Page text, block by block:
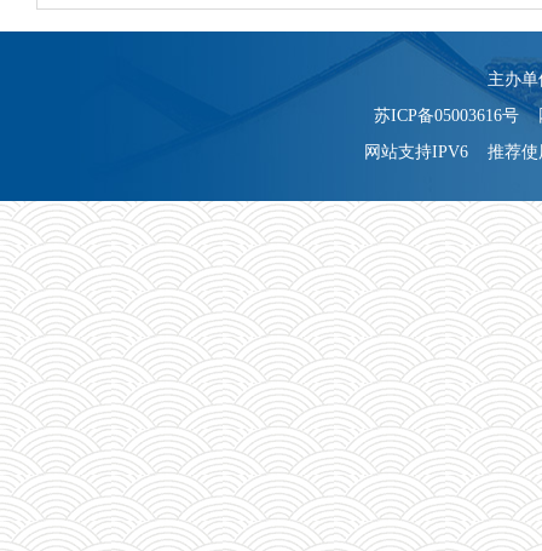
主办
苏ICP备05003616号
网站支持IPV6 推荐使